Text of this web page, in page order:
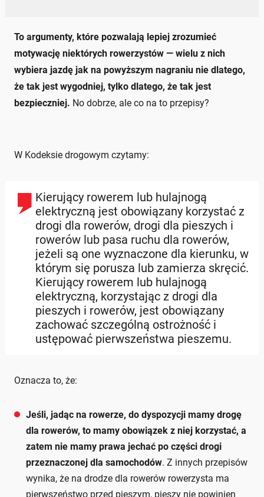
To argumenty, które pozwalają lepiej zrozumieć
motywację niektórych rowerzystów — wielu z nich
wybiera jazdę jak na powyższym nagraniu nie dlatego,
że tak jest wygodniej, tylko dlatego, że tak jest
bezpieczniej. No dobrze, ale co na to przepisy?
W Kodeksie drogowym czytamy:
Kierujący rowerem lub hulajnogą
elektryczną jest obowiązany korzystać z
drogi dla rowerów, drogi dla pieszych i
rowerów lub pasa ruchu dla rowerów,
jeżeli są one wyznaczone dla kierunku, w
którym się porusza lub zamierza skręcić.
Kierujący rowerem lub hulajnogą
elektryczną, korzystając z drogi dla
pieszych i rowerów, jest obowiązany
zachować szczególną ostrożność i
ustępować pierwszeństwa pieszemu.
Oznacza to, że:
Jeśli, jadąc na rowerze, do dyspozycji mamy drogę
dla rowerów, to mamy obowiązek z niej korzystać, a
zatem nie mamy prawa jechać po części drogi
przeznaczonej dla samochodów. Z innych przepisów
wynika, że na drodze dla rowerów rowerzysta ma
pierwszeństwo przed pieszym, pieszy nie powinien